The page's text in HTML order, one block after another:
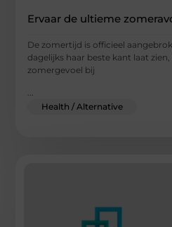
Ervaar de ultieme
De zomertijd is officieel
dagelijks haar beste kant laat
zomergevoel bij
...
Health / Alternative